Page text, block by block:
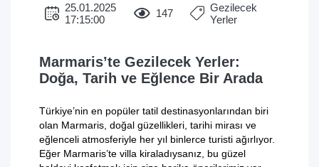
25.01.2025
17:15:00
147
Gezilecek
Yerler
Marmaris’te Gezilecek Yerler:
Doğa, Tarih ve Eğlence Bir Arada
Türkiye’nin en popüler tatil destinasyonlarından biri
olan Marmaris, doğal güzellikleri, tarihi mirası ve
eğlenceli atmosferiyle her yıl binlerce turisti ağırlıyor.
Eğer Marmaris’te villa kiraladıysanız, bu güzel